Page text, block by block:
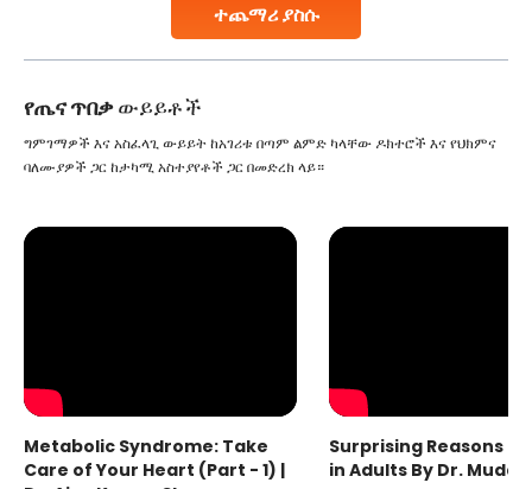
ተጨማሪ ያስሱ
የጤና ጥበቃውይይቶች
ግምገማዎች እና አስፈላጊ ውይይት ከአገሪቱ በጣም ልምድ ካላቸው ዶክተሮች እና የህክምና
ባለሙያዎች ጋር ከታካሚ አስተያየቶች ጋር በመድረክ ላይ።
Metabolic Syndrome: Take
Care of Your Heart (Part - 1) |
Surprising Reasons
in Adults By Dr.